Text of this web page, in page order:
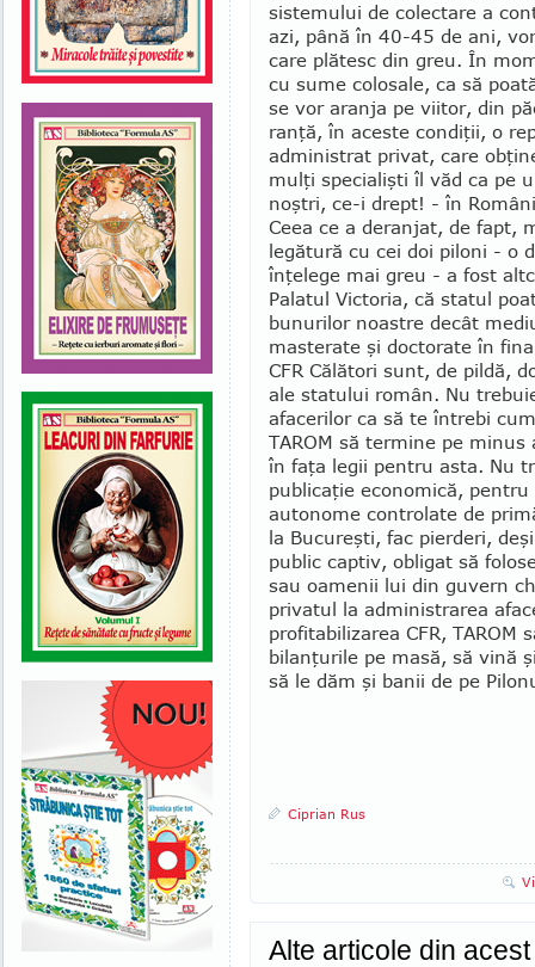
sistemului de colectare a
azi, până în 40-45 de ani,
care plătesc din greu. În
cu sume colo­sa­le, ca să
se vor aranja pe viitor, din
ranţă, în aceste condiţii, o
administrat privat, care
mulţi specialişti îl văd ca pe
noştri, ce-i drept! - în
Ceea ce a deranjat, de fapt,
legătură cu cei doi piloni - o
înţelege mai greu - a fost
Palatul Vic­toria, că statul
bunurilor noastre decât
masterate şi doctorate în
CFR Călători sunt, de pildă,
ale statului român. Nu
afacerilor ca să te întrebi
TAROM să termine pe
în faţa legii pentru asta. Nu
publicaţie economică,
autonome controlate de
la Bucureşti, fac pierderi,
public captiv, obligat să
sau oamenii lui din guvern
privatul la administrarea
profita­bi­li­zarea CFR, TAROM
bilanţurile pe masă, să vină
să le dăm şi banii de pe
Ciprian Rus
Alte articole din